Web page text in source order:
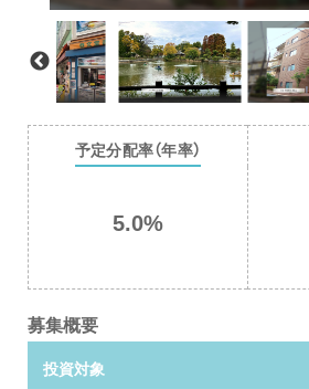
予定分配率（年率）
5.0%
募集概要
投資対象